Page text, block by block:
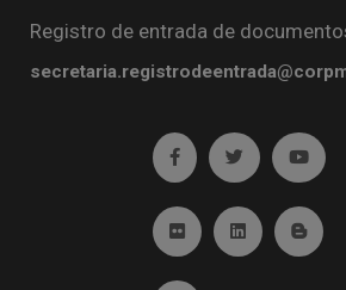
Registro de entrada de
Ir a facebook (abre
Ir a twitter
Ir a
Ir a Flickr (abre en
Ir a Linkedin
Ir al